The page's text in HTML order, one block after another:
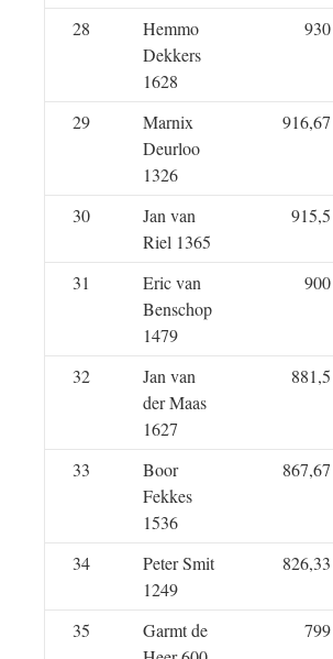
28
Hemmo
Dekkers
1628
930
29
Marnix
Deurloo
1326
916,67
30
Jan van
Riel 1365
915,5
31
Eric van
Benschop
1479
900
32
Jan van
der Maas
1627
881,5
33
Boor
Fekkes
1536
867,67
34
Peter Smit
1249
826,33
35
Garmt de
799